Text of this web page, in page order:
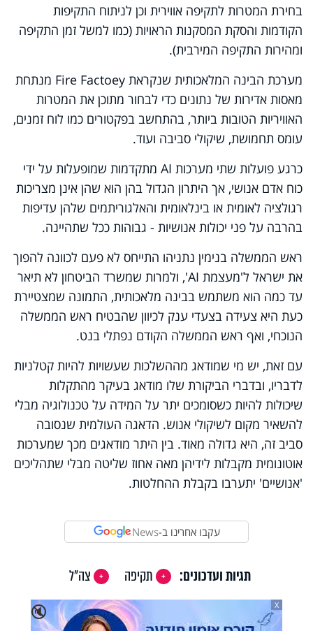
בחירת המטרות לתקיפה אווירית וכן לניתוח התקיפות
הקודמות והסקת המסקנות הראויות (כמו למשל זמן התקיפה
ומהירות התקיפה המירבית).
מערכת הבינה המלאכותית שנקראת Fire Factoey מנתחת
מאסות אדירות של נתונים כדי לבחור מתוכן את המטרות
האוויריות הטובות ביותר, בהתחשב בפקטורים כמו לוח זמנים,
עומס תחמושת, שיקולי סביבה ועוד.
כרגע פועלות שתי מערכות AI מתקדמות שמופעלות על ידי
כוח אדם אנושי, אך היתרון הגדול בהן הוא שהן אינן מצריכות
רגולציה לאומית או בינלאומית והאלגוריתמים שלהן עדיפות
בהרבה על פני יכולות אנושיות - גבוהות ככל שתהיינה.
ראש הממשלה בנימין נתניהו התייחס לא פעם לכוונה להפוך
את ישראל ל'מעצמת AI', ולמרות שמשרד הביטחון לא תיאר
עד כמה הוא משתמש בבינה מלאכותית, התמונה שמצטיירת
כעת היא צעידה בצעדי ענק לכיוון שהבטיח ראש הממשלה
הנוכחי, ואף ראש הממשלה הקודם נפתלי בנט.
עם זאת, יש מי שמודאג מההשלכות שעשויות להיות קטלניות
לדבריו, ובדברי הביקורת שלו מודאג בעיקר מהתקלות
שיכולות להיות כשסומכים יתר על המידה על טכנולוגיה מבלי
להשאיר מקום לשיקולי אנוש. הדאגה העולמית שנסובה
סביב זה, היא גדולה מאוד. בין היתר מודאגים מכך שמערכות
אוטונומית מקבלות לידיהן מאה אחוז שליטה מבלי שתהליכים
'אנושיים' יתערבו בקבלת ההחלטות.
עקבו אחרינו ב-News
תגיות ועדכונים: תקיפה
צה"ל
🔇
X